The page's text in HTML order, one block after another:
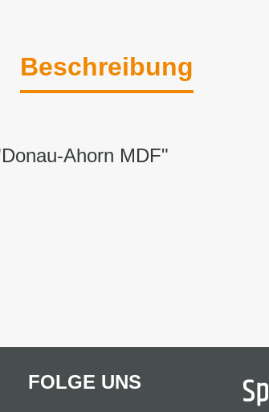
Beschreibung
Ahorn MDF"
FOLGE UNS